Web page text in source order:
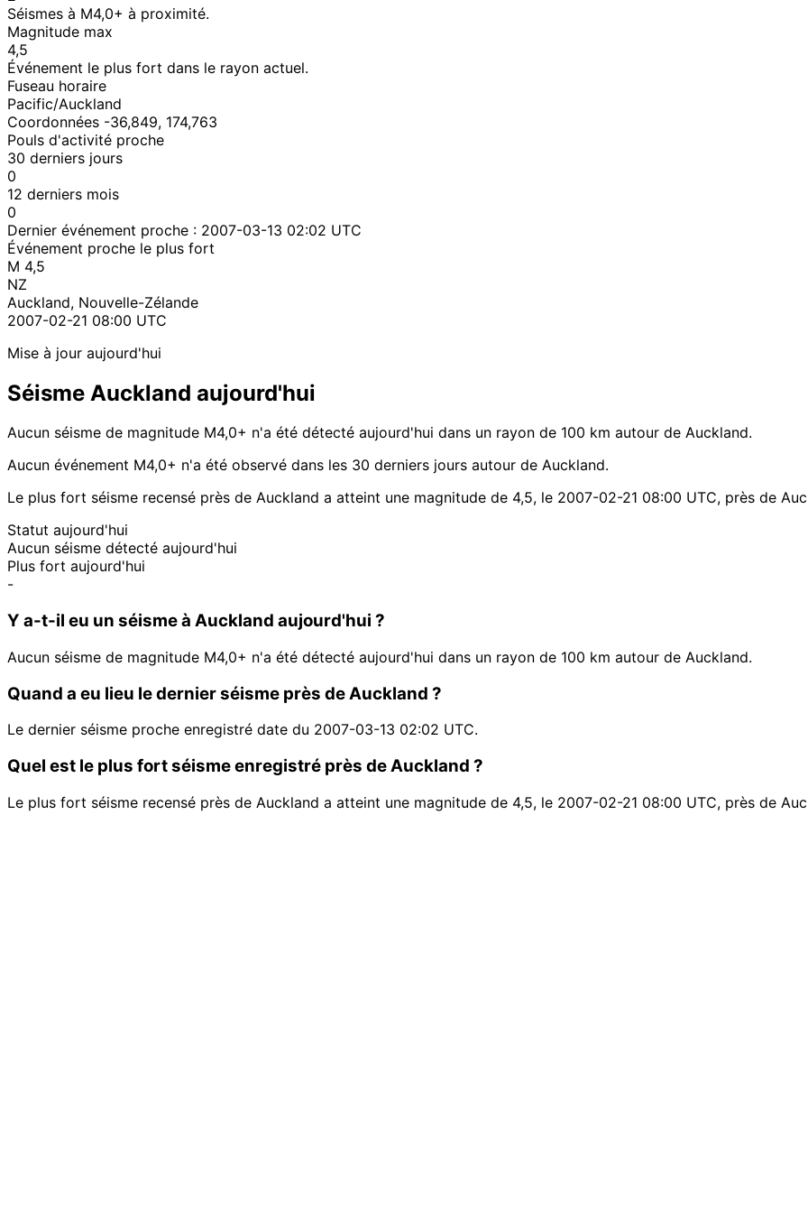
Séismes à M4,0+ à proximité.
Magnitude max
4,5
Événement le plus fort dans le rayon actuel.
Fuseau horaire
Pacific/Auckland
Coordonnées -36,849, 174,763
Pouls d'activité proche
30 derniers jours
0
12 derniers mois
0
Dernier événement proche : 2007-03-13 02:02 UTC
Événement proche le plus fort
M 4,5
NZ
Auckland, Nouvelle-Zélande
2007-02-21 08:00 UTC
Mise à jour aujourd'hui
Séisme Auckland aujourd'hui
Aucun séisme de magnitude M4,0+ n'a été détecté aujourd'hui dans un rayon de 100 km autour de Auckland.
Aucun événement M4,0+ n'a été observé dans les 30 derniers jours autour de Auckland.
Le plus fort séisme recensé près de Auckland a atteint une magnitude de 4,5, le 2007-02-21 08:00 UTC, près de
Statut aujourd'hui
Aucun séisme détecté aujourd'hui
Plus fort aujourd'hui
-
Y a-t-il eu un séisme à Auckland aujourd'hui ?
Aucun séisme de magnitude M4,0+ n'a été détecté aujourd'hui dans un rayon de 100 km autour de Auckland.
Quand a eu lieu le dernier séisme près de Auckland ?
Le dernier séisme proche enregistré date du 2007-03-13 02:02 UTC.
Quel est le plus fort séisme enregistré près de Auckland ?
Le plus fort séisme recensé près de Auckland a atteint une magnitude de 4,5, le 2007-02-21 08:00 UTC, près de